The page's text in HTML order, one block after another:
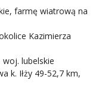
farmę wiatrową na
Kazimierza
lubelskie
k. Iłży 49-52,7 km,